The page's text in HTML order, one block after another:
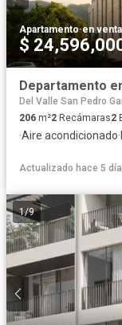
Apartamento·en venta
$
Del Valle San Pedro
206 m²2 Recámaras2
·Aire acondicionado·
Actualizado hace 5
1/9